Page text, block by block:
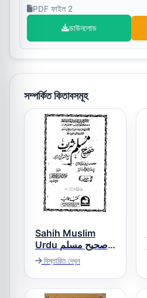
PDF ফাইল 2
ডাউনলোড
সম্পর্কিত কিতাবসমূহ
Sahih Muslim
Urdu صحیح مسلم
اردو
বিস্তারিত দেখুন